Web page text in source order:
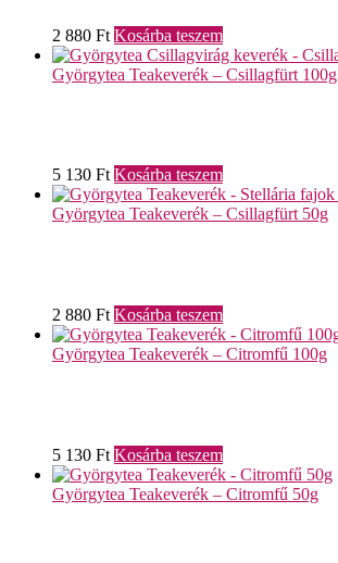
2 880 Ft Kosárba teszem
Györgytea Teakeverék – Csillagfürt 100g
5 130 Ft Kosárba teszem
Györgytea Teakeverék – Csillagfürt 50g
2 880 Ft Kosárba teszem
Györgytea Teakeverék – Citromfű 100g
5 130 Ft Kosárba teszem
Györgytea Teakeverék – Citromfű 50g